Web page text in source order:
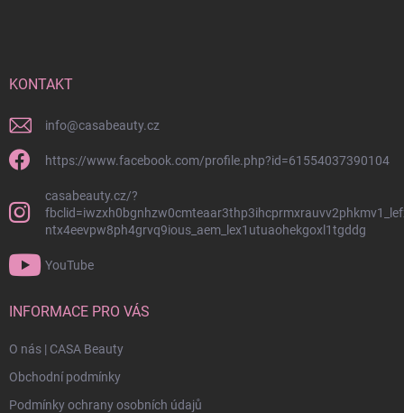
KONTAKT
info@casabeauty.cz
https://www.facebook.com/profile.php?id=61554037390104
casabeauty.cz/?
ntx4eevpw8ph4grvq9ious_aem_lex1utuaohekgoxl1tgddg
YouTube
INFORMACE PRO VÁS
O nás | CASA Beauty
Obchodní podmínky
Podmínky ochrany osobních údajů